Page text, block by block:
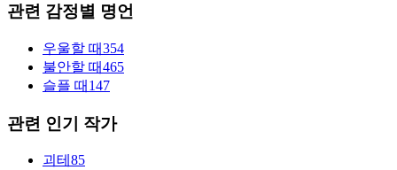
관련 감정별 명언
우울할 때354
불안할 때465
슬플 때 147
관련 인기 작가
괴테 85